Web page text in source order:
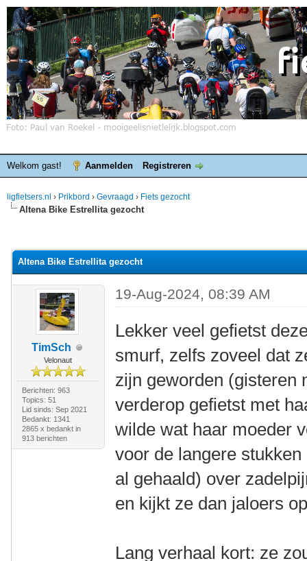
Welkom gast! Aanmelden Registreren
ligfietsers.nl › Prikbord › Gevraagd › Fiets gezocht
Altena Bike Estrellita gezocht
Altena Bike Estrellita gezocht
TimSch
Velonaut
Berichten: 963
Topics: 51
Lid sinds: Sep 2021
Bedankt: 1341
2865 x bedankt in
913 berichten
19-Aug-2024, 08:39 AM
Lekker veel gefietst
smurf, zelfs zoveel dat
zijn geworden (gisteren
verderop gefietst met
wilde wat haar moeder
voor de langere
al gehaald) over
en kijkt ze dan jaloers
Lang verhaal kort: ze